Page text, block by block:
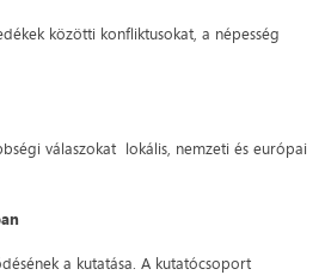
közötti konfliktusokat, a népesség
válaszokat lokális, nemzeti és európai
a kutatása. A kutatócsoport